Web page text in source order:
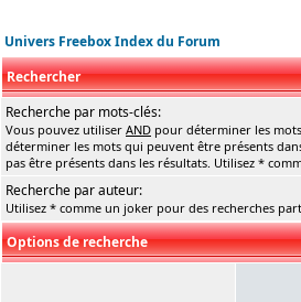
Univers Freebox Index du Forum
Rechercher
Recherche par mots-clés:
Vous pouvez utiliser AND pour déterminer les
déterminer les mots qui peuvent être présents
pas être présents dans les résultats. Utilisez *
Recherche par auteur:
Utilisez * comme un joker pour des recherches
Options de recherche